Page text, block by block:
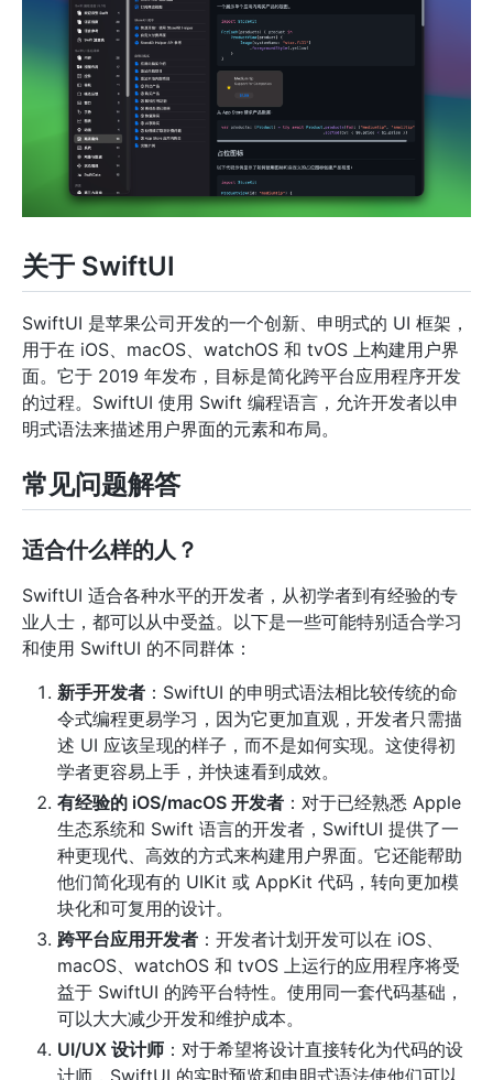
关于 SwiftUI
SwiftUI 是苹果公司开发的一个创新、申明式的 UI 框架，
用于在 iOS、macOS、watchOS 和 tvOS 上构建用户界
面。它于 2019 年发布，目标是简化跨平台应用程序开发
的过程。SwiftUI 使用 Swift 编程语言，允许开发者以申
明式语法来描述用户界面的元素和布局。
常见问题解答
适合什么样的人？
SwiftUI 适合各种水平的开发者，从初学者到有经验的专
业人士，都可以从中受益。以下是一些可能特别适合学习
和使用 SwiftUI 的不同群体：
新手开发者 ：SwiftUI 的申明式语法相比较传统的命
令式编程更易学习，因为它更加直观，开发者只需描
述 UI 应该呈现的样子，而不是如何实现。这使得初
学者更容易上手，并快速看到成效。
有经验的 iOS/macOS 开发者 ：对于已经熟悉 Apple
生态系统和 Swift 语言的开发者，SwiftUI 提供了一
种更现代、高效的方式来构建用户界面。它还能帮助
他们简化现有的 UIKit 或 AppKit 代码，转向更加模
块化和可复用的设计。
跨平台应用开发者 ：开发者计划开发可以在 iOS、
macOS、watchOS 和 tvOS 上运行的应用程序将受
益于 SwiftUI 的跨平台特性。使用同一套代码基础，
可以大大减少开发和维护成本。
UI/UX 设计师 ：对于希望将设计直接转化为代码的设